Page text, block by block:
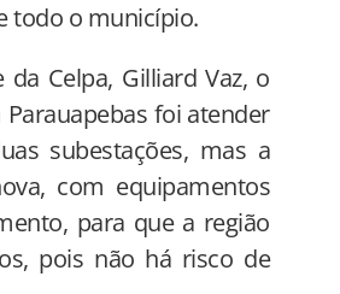
todo o município.
Celpa, Gilliard Vaz, o
foi atender
subestações, mas a
com equipamentos
para que a região
pois não há risco de